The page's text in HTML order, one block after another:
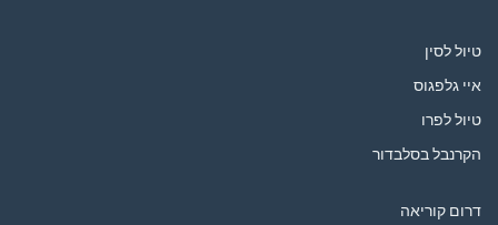
טיול לסין
איי גלפגוס
טיול לפרו
הקרנבל בסלבדור
דרום קוריאה